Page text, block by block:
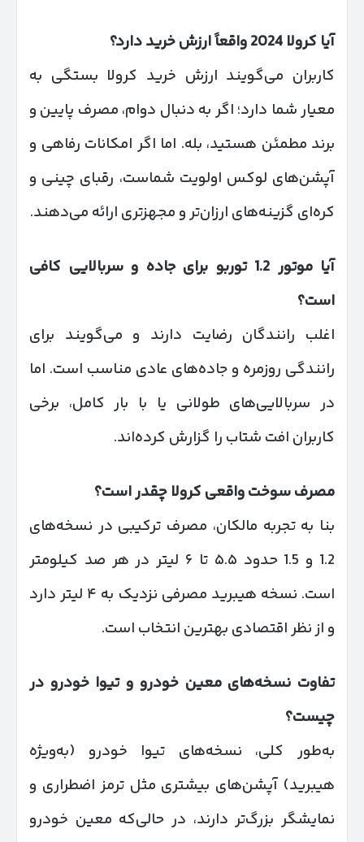
آیا کرولا 2024 واقعاً ارزش خرید دارد؟
کاربران می‌گویند ارزش خرید کرولا بستگی به
معیار شما دارد؛ اگر به دنبال دوام، مصرف پایین و
برند مطمئن هستید، بله. اما اگر امکانات رفاهی و
آپشن‌های لوکس اولویت شماست، رقبای چینی و
کره‌ای گزینه‌های ارزان‌تر و مجهزتری ارائه می‌دهند.
آیا موتور 1.2 توربو برای جاده و سربالایی کافی
است؟
اغلب رانندگان رضایت دارند و می‌گویند برای
رانندگی روزمره و جاده‌های عادی مناسب است. اما
در سربالایی‌های طولانی یا با بار کامل، برخی
کاربران افت شتاب را گزارش کرده‌اند.
مصرف سوخت واقعی کرولا چقدر است؟
بنا به تجربه مالکان، مصرف ترکیبی در نسخه‌های
1.2 و 1.5 حدود ۵.۵ تا ۶ لیتر در هر صد کیلومتر
است. نسخه هیبرید مصرفی نزدیک به ۴ لیتر دارد
و از نظر اقتصادی بهترین انتخاب است.
تفاوت نسخه‌های معین خودرو و تیوا خودرو در
چیست؟
به‌طور کلی، نسخه‌های تیوا خودرو (به‌ویژه
هیبرید) آپشن‌های بیشتری مثل ترمز اضطراری و
نمایشگر بزرگ‌تر دارند، در حالی‌که معین خودرو